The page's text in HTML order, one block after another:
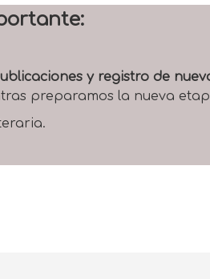
y registro de
preparamos la nueva